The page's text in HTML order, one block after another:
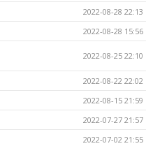
2022-08-28 22:13
2022-08-28 15:56
2022-08-25 22:10
2022-08-22 22:02
2022-08-15 21:59
2022-07-27 21:57
2022-07-02 21:55